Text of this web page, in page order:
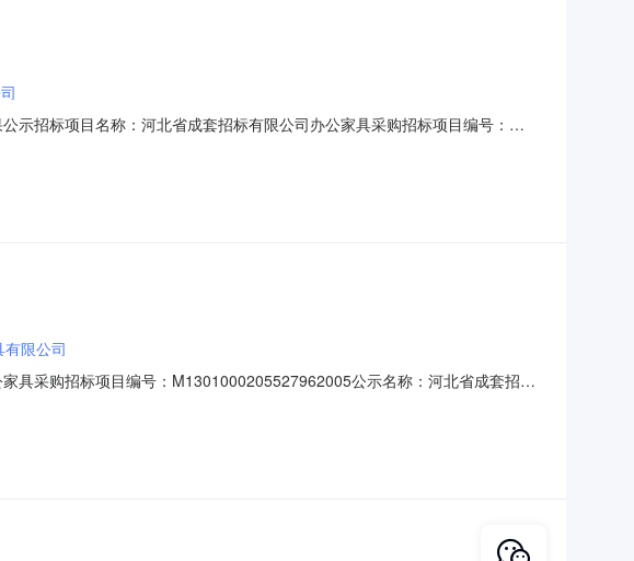
招标项目名称：河北省成套招标有限公司办公家具采购招标项目编号：
招标有限公司联系人：付海洋地址：石家庄市工农路486号邮编：050081电
限公司
具采购招标项目编号：M1301000205527962005公示名称：河北省成套招标
止日期：2025-08-161.中标候选人名单序